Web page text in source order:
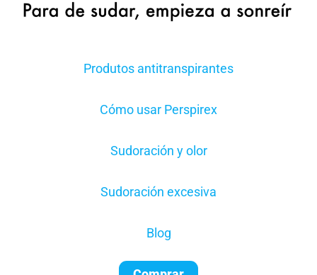
Produtos antitranspirantes
Cómo usar Perspirex
Sudoración y olor
Sudoración excesiva
Blog